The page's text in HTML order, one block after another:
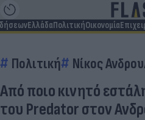
ΕλλάδαΠολιτικήΟικονομία
Πολιτική Νίκος
Από ποιο κινητό
του Predator στον